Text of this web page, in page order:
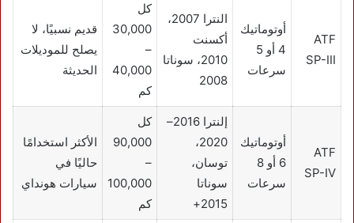
ATF
SP-III
أوتوماتيك
4 أو 5
سرعات
النترا 2007،
أكسنت
2010، سوناتا
2008
كل
30,000
–
40,000
كم
قديم نسبيًا، لا
يصلح للموديلات
الحديثة
ATF
SP-IV
أوتوماتيك
6 أو 8
سرعات
إلنترا 2016–
2020،
توسان،
سوناتا
2015+
كل
90,000
–
100,000
كم
الأكثر استخدامًا
حاليًا في
سيارات هونداي